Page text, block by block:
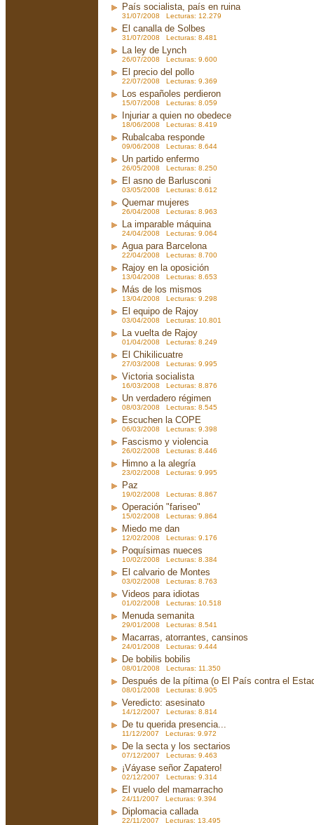
País socialista, país en ruina
31/07/2008 Lecturas: 12.279
El canalla de Solbes
31/07/2008 Lecturas: 8.481
La ley de Lynch
26/07/2008 Lecturas: 9.600
El precio del pollo
22/07/2008 Lecturas: 9.369
Los españoles perdieron
15/07/2008 Lecturas: 8.059
Injuriar a quien no obedece
18/06/2008 Lecturas: 8.419
Rubalcaba responde
09/06/2008 Lecturas: 8.644
Un partido enfermo
26/05/2008 Lecturas: 8.250
El asno de Barlusconi
03/05/2008 Lecturas: 8.612
Quemar mujeres
26/04/2008 Lecturas: 8.963
La imparable máquina
24/04/2008 Lecturas: 9.064
Agua para Barcelona
22/04/2008 Lecturas: 8.700
Rajoy en la oposición
13/04/2008 Lecturas: 8.653
Más de los mismos
13/04/2008 Lecturas: 9.298
El equipo de Rajoy
03/04/2008 Lecturas: 10.801
La vuelta de Rajoy
01/04/2008 Lecturas: 8.249
El Chikilicuatre
27/03/2008 Lecturas: 9.995
Victoria socialista
16/03/2008 Lecturas: 8.876
Un verdadero régimen
08/03/2008 Lecturas: 8.545
Escuchen la COPE
06/03/2008 Lecturas: 9.398
Fascismo y violencia
26/02/2008 Lecturas: 8.446
Himno a la alegría
23/02/2008 Lecturas: 9.995
Paz
19/02/2008 Lecturas: 8.867
Operación "fariseo"
15/02/2008 Lecturas: 9.864
Miedo me dan
12/02/2008 Lecturas: 9.176
Poquísimas nueces
10/02/2008 Lecturas: 8.384
El calvario de Montes
03/02/2008 Lecturas: 8.763
Videos para idiotas
01/02/2008 Lecturas: 10.518
Menuda semanita
29/01/2008 Lecturas: 8.541
Macarras, atorrantes, cansinos
24/01/2008 Lecturas: 9.444
De bobilis bobilis
08/01/2008 Lecturas: 11.350
Después de la pítima (o El País contra el
08/01/2008 Lecturas: 8.905
Veredicto: asesinato
14/12/2007 Lecturas: 8.814
De tu querida presencia...
11/12/2007 Lecturas: 9.972
De la secta y los sectarios
07/12/2007 Lecturas: 9.463
¡Váyase señor Zapatero!
02/12/2007 Lecturas: 9.314
El vuelo del mamarracho
24/11/2007 Lecturas: 9.394
Diplomacia callada
22/11/2007 Lecturas: 13.495